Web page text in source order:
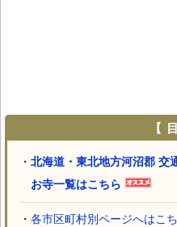
【
・ 北海道・東北地方河沼郡 交
お寺一覧はこちら
・ 各市区町村別ページへはこ